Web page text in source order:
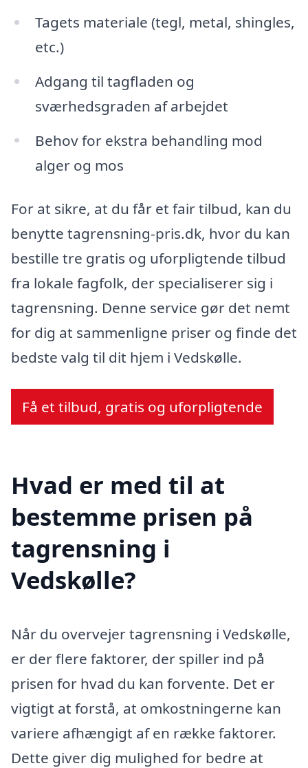
Tagets materiale (tegl, metal, shingles,
etc.)
Adgang til tagfladen og
sværhedsgraden af arbejdet
Behov for ekstra behandling mod
alger og mos
For at sikre, at du får et fair tilbud, kan du
benytte tagrensning-pris.dk, hvor du kan
bestille tre gratis og uforpligtende tilbud
fra lokale fagfolk, der specialiserer sig i
tagrensning. Denne service gør det nemt
for dig at sammenligne priser og finde det
bedste valg til dit hjem i Vedskølle.
Få et tilbud, gratis og uforpligtende
Hvad er med til at
bestemme prisen på
tagrensning i
Vedskølle?
Når du overvejer tagrensning i Vedskølle,
er der flere faktorer, der spiller ind på
prisen for hvad du kan forvente. Det er
vigtigt at forstå, at omkostningerne kan
variere afhængigt af en række faktorer.
Dette giver dig mulighed for bedre at